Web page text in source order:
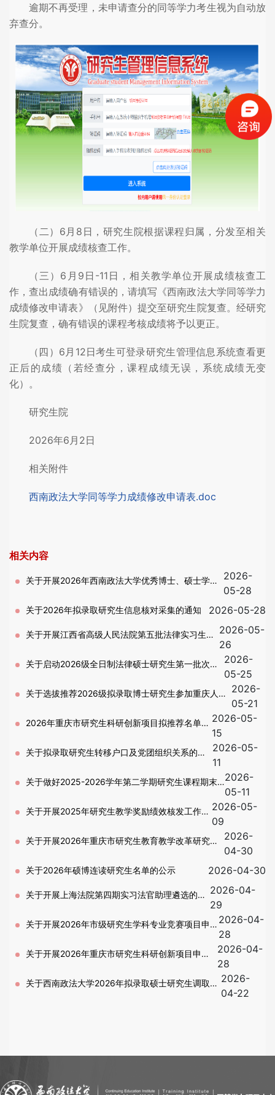
逾期不再受理，未申请查分的同等学力考生视为自动放
弃查分。
（二）6月8日，研究生院根据课程归属，分发至相关
教学单位开展成绩核查工作。
（三）6月9日-11日，相关教学单位开展成绩核查工
作，查出成绩确有错误的，请填写《西南政法大学同等学力
成绩修改申请表》（见附件）提交至研究生院复查。经研究
生院复查，确有错误的课程考核成绩将予以更正。
（四）6月12日考生可登录研究生管理信息系统查看更
正后的成绩（若经查分，课程成绩无误，系统成绩无变
化）。
研究生院
2026年6月2日
相关附件
西南政法大学同等学力成绩修改申请表.doc
相关内容
关于开展2026年西南政法大学优秀博士、硕士学位
论文评选工作的通知
2026-
05-28
关于2026年拟录取研究生信息核对采集的通知 2026-05-28
关于开展江西省高级人民法院第五批法律实习生推
荐工作的通知
2026-05-
26
关于启动2026级全日制法律硕士研究生第一批次学
习方向选择工作的通知
2026-
05-25
关于选拔推荐2026级拟录取博士研究生参加重庆人工
智能学院招生培养（第四批）的通知
2026-
05-21
2026年重庆市研究生科研创新项目拟推荐名单公 2026-05-
15
关于拟录取研究生转移户口及党团组织关系的说
2026-05-
11
关于做好2025-2026学年第二学期研究生课程期末
考核有关工作的通知
2026-
05-11
关于开展2025年研究生教学奖励绩效核发工作的 2026-05-
09
关于开展2026年重庆市研究生教育教学改革研究项
目立项申报工作的通知
2026-
04-30
关于2026年硕博连读研究生名单的公示 2026-04-30
关于开展上海法院第四期实习法官助理遴选的通 2026-04-
29
关于开展2026年市级研究生学科专业竞赛项目申
报工作的通知
2026-04-
28
关于开展2026年重庆市研究生科研创新项目申报
工作的通知
2026-04-
28
关于西南政法大学2026年拟录取硕士研究生调取档 2026-
04-22